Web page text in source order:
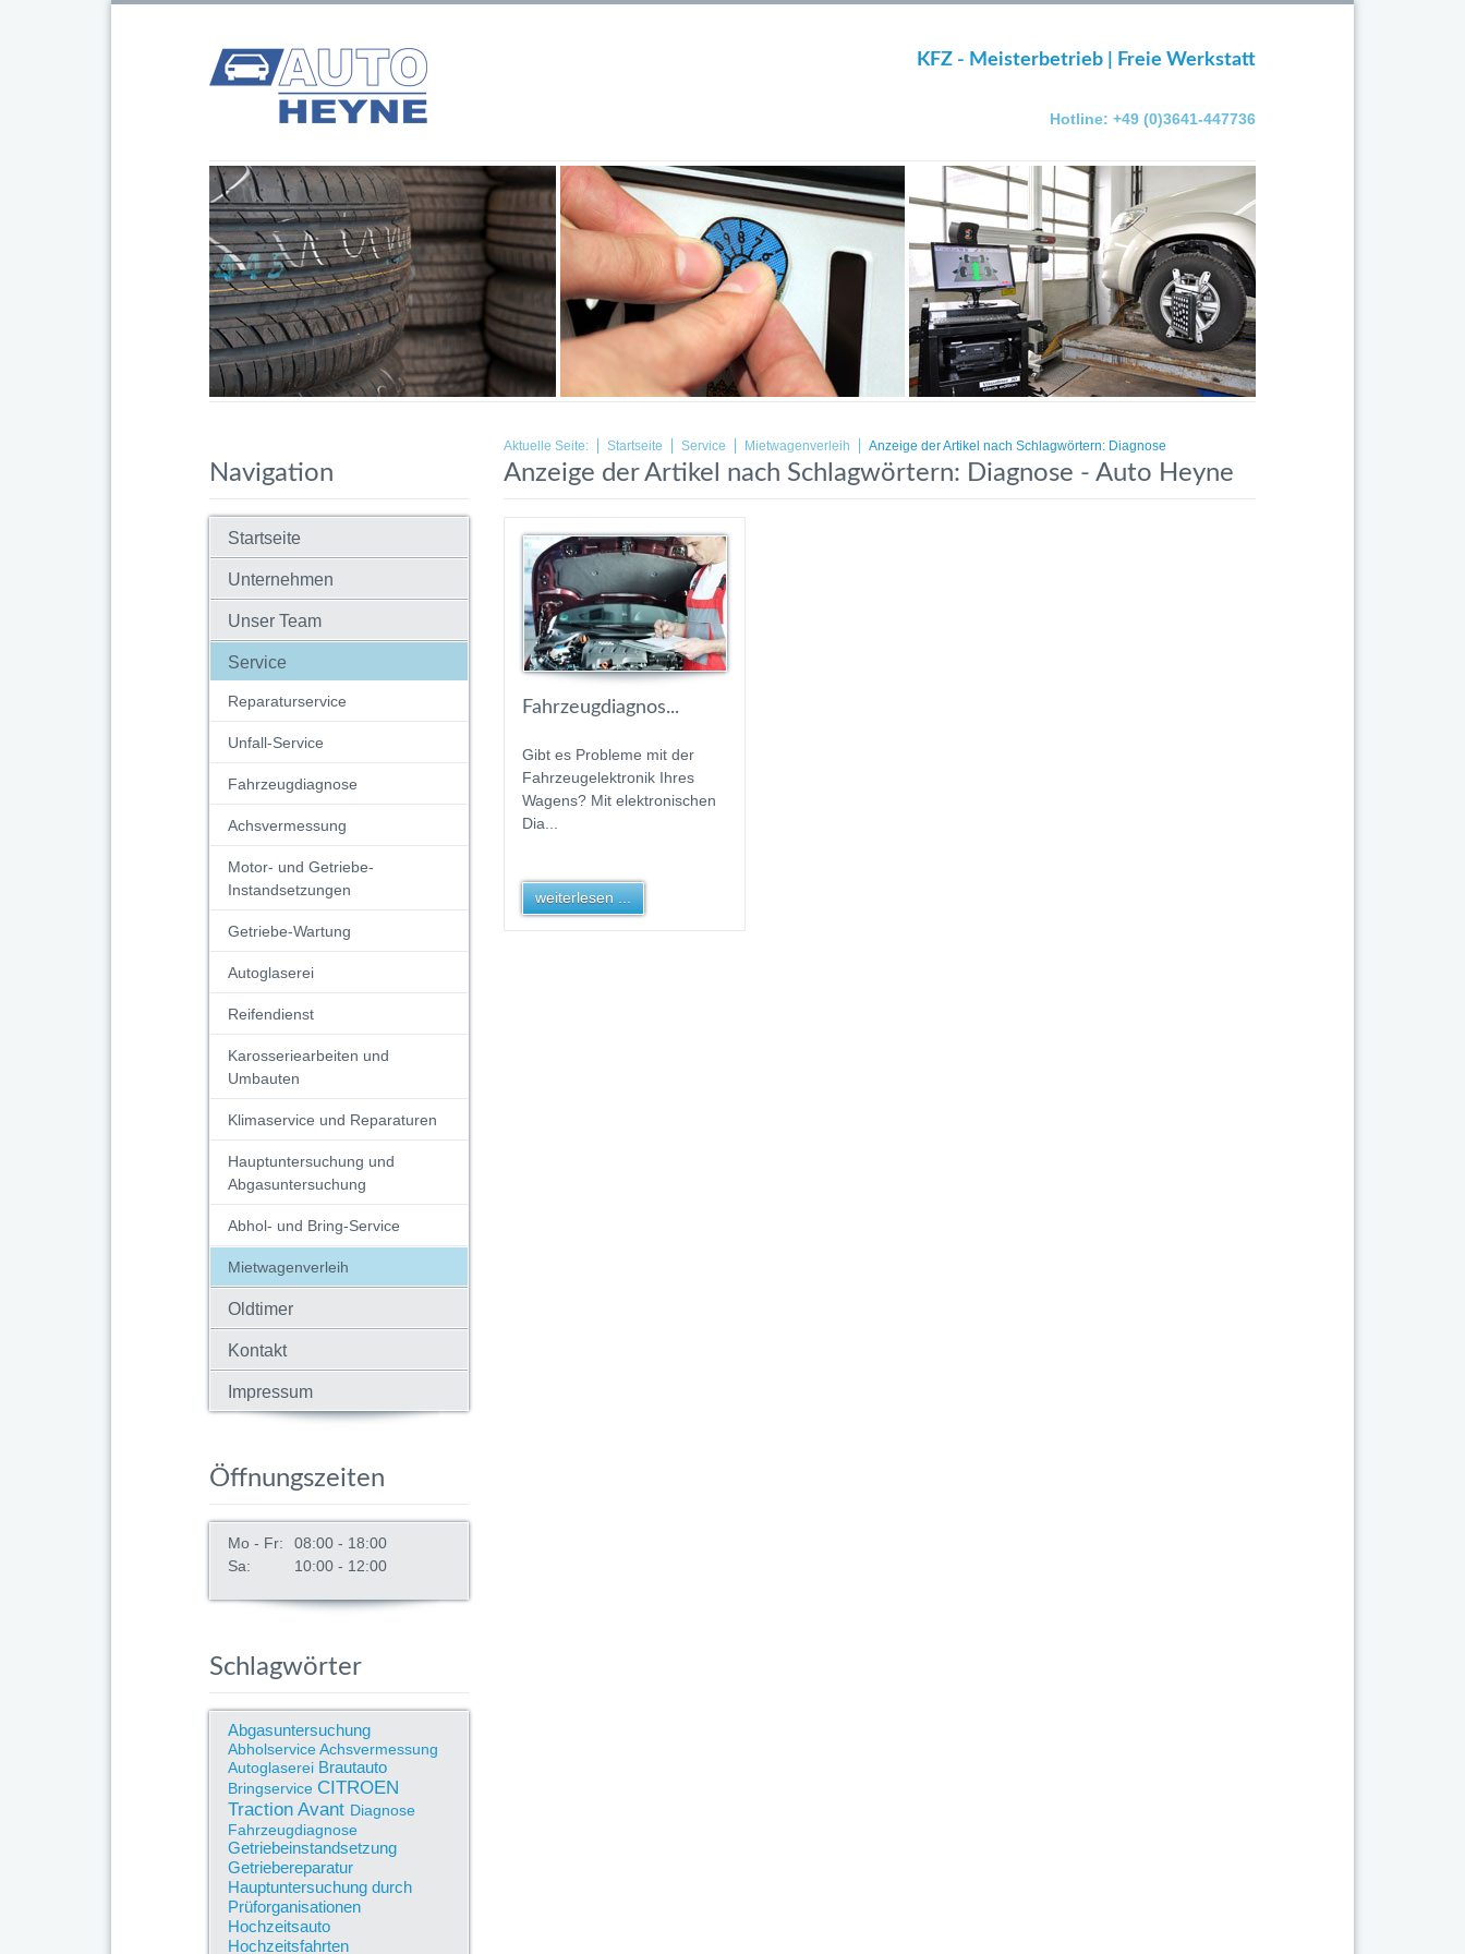
KFZ - Meisterbetrieb | Freie Werkstatt
Hotline: +49 (0)3641-447736
Navigation
Startseite
Unternehmen
Unser Team
Service
Reparaturservice
Unfall-Service
Fahrzeugdiagnose
Achsvermessung
Motor- und Getriebe-
Instandsetzungen
Getriebe-Wartung
Autoglaserei
Reifendienst
Karosseriearbeiten und
Umbauten
Klimaservice und Reparaturen
Hauptuntersuchung und
Abgasuntersuchung
Abhol- und Bring-Service
Mietwagenverleih
Oldtimer
Kontakt
Impressum
Öffnungszeiten
Mo - Fr:
08:00 - 18:00
Sa:
10:00 - 12:00
Schlagwörter
Abgasuntersuchung
AbholserviceAchsvermessung
Autoglaserei Brautauto
Bringservice CITROEN
Traction Avant Diagnose
Fahrzeugdiagnose
Getriebeinstandsetzung
Getriebereparatur
Hauptuntersuchung durch
Prüforganisationen
Hochzeitsauto
Hochzeitsfahrten
Aktuelle Seite: Startseite Service Mietwagenverleih Anzeige der Artikel nach Schlagwörtern: Diagnose
Anzeige der Artikel nach Schlagwörtern: Diagnose - Auto Heyne
Fahrzeugdiagnos...
Gibt es Probleme mit der
Fahrzeugelektronik Ihres
Wagens? Mit elektronischen
Dia...
weiterlesen ...